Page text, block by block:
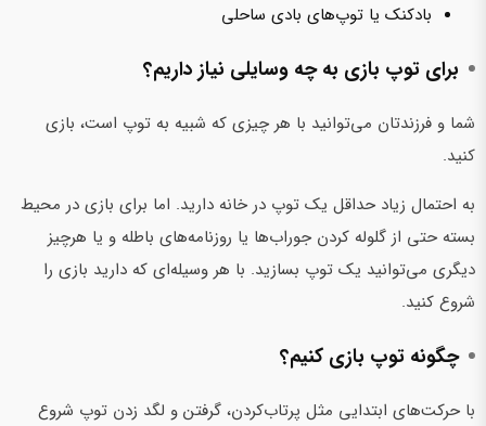
بادکنک یا توپ‌های بادی ساحلی
برای توپ بازی به چه وسایلی نیاز داریم؟
شما و فرزندتان می‌توانید با هر چیزی که شبیه به توپ است، بازی
کنید.
به احتمال زیاد حداقل یک توپ در خانه دارید. اما برای بازی در محیط
بسته حتی از گلوله کردن جوراب‌ها یا روزنامه‌های باطله و یا هرچیز
دیگری می‌توانید یک توپ بسازید. با هر وسیله‌ای که دارید بازی را
شروع کنید.
چگونه توپ بازی کنیم؟
با حرکت‌های ابتدایی مثل پرتاب‌کردن‌، گرفتن و لگد زدن توپ شروع